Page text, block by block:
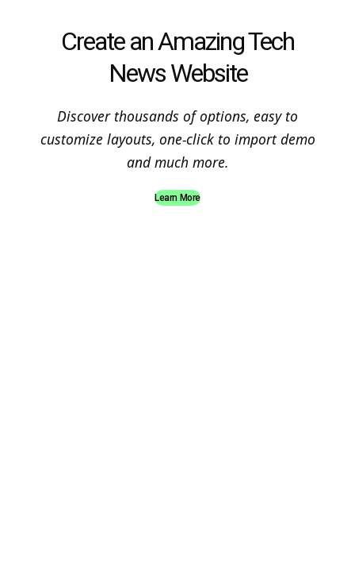
Create an Amazing Tech
News Website
Discover thousands of options, easy to
customize layouts, one-click to import demo
and much more.
Learn More